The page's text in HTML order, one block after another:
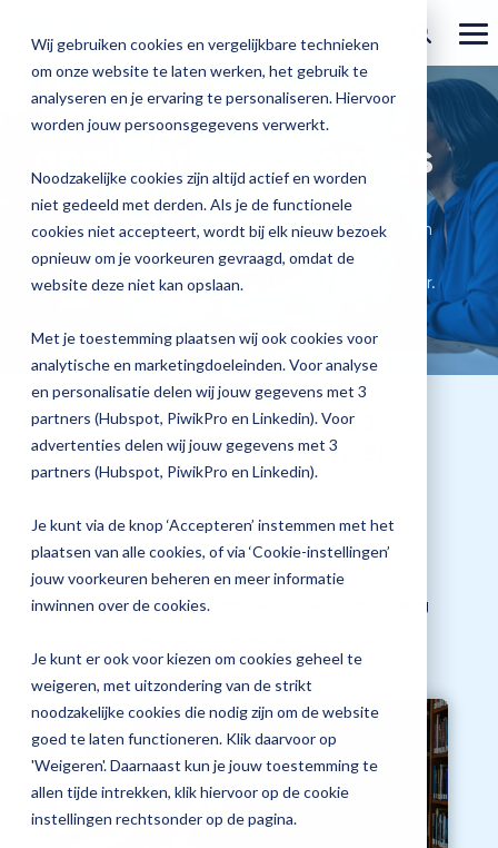
One
screen
reader.
start
One
Accessibility
screen
reader,
press
This
shortcut
screen
reader
help
navigate
Wij gebruiken cookies en vergelijkbare technieken
om onze website te laten werken, het gebruik te
analyseren en je ervaring te personaliseren. Hiervoor
worden jouw persoonsgegevens verwerkt.
Noodzakelijke cookies zijn altijd actief en worden
niet gedeeld met derden. Als je de functionele
cookies niet accepteert, wordt bij elk nieuw bezoek
opnieuw om je voorkeuren gevraagd, omdat de
website deze niet kan opslaan.
Met je toestemming plaatsen wij ook cookies voor
analytische en marketingdoeleinden. Voor analyse
en personalisatie delen wij jouw gegevens met 3
partners (Hubspot, PiwikPro en Linkedin). Voor
advertenties delen wij jouw gegevens met 3
partners (Hubspot, PiwikPro en Linkedin).
Je kunt via de knop ‘Accepteren’ instemmen met het
plaatsen van alle cookies, of via ‘Cookie-instellingen’
jouw voorkeuren beheren en meer informatie
inwinnen over de cookies.
Je kunt er ook voor kiezen om cookies geheel te
weigeren, met uitzondering van de strikt
noodzakelijke cookies die nodig zijn om de website
goed te laten functioneren. Klik daarvoor op
'Weigeren'. Daarnaast kun je jouw toestemming te
allen tijde intrekken, klik hiervoor op de cookie
instellingen rechtsonder op de pagina.
verder
Onze
Magister MX
Aanmelden
& verzuim
Magister To do
Magister Join
Magister Inzicht
Magister Kluisjes
alle
oplossingen
hoe
jouw
school
vooruit
helpt?
Plan
een
afspraak
Magister is
Docenten
Onderwijsondersteunend personeel
Leerlingen
Ouders
Onze
Check-up
Quickscan
Applicatiebeheer
Overstappen
Academy
Training op jouw school
Praktische informatie
Met
de
Check-
up
heb
jij
een
check-
up
aan
Over Magister
Actueel
Magister Journaal
Over ons
Werken bij Magister
Gebruikerspanel
Media & Pers
Trainingen voor
applicatiebeheerders
Hieronder vind je alle Magister trainingen en
opleidingen voor applicatiebeheerders. Van een
opleiding Applicatiebeheer tot de training
Ouderavondplanner. Zo haal je alles uit Magister.
Alle trainingen voor
applicatiebeheerders
Alle trainingen
Administratie
Applicatiebeheer
Roosters
Zorg